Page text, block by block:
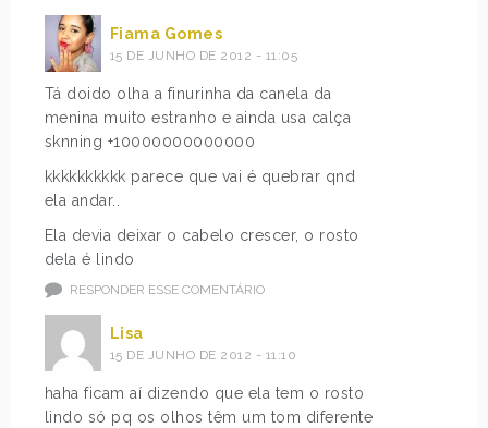
Fiama Gomes
15 DE JUNHO DE 2012 - 11:05
Tá doido olha a finurinha da canela da
menina muito estranho e ainda usa calça
sknning +10000000000000
kkkkkkkkkk parece que vai é quebrar qnd
ela andar..
Ela devia deixar o cabelo crescer, o rosto
dela é lindo
RESPONDER ESSE COMENTÁRIO
Lisa
15 DE JUNHO DE 2012 - 11:10
haha ficam aí dizendo que ela tem o rosto
lindo só pq os olhos têm um tom diferente